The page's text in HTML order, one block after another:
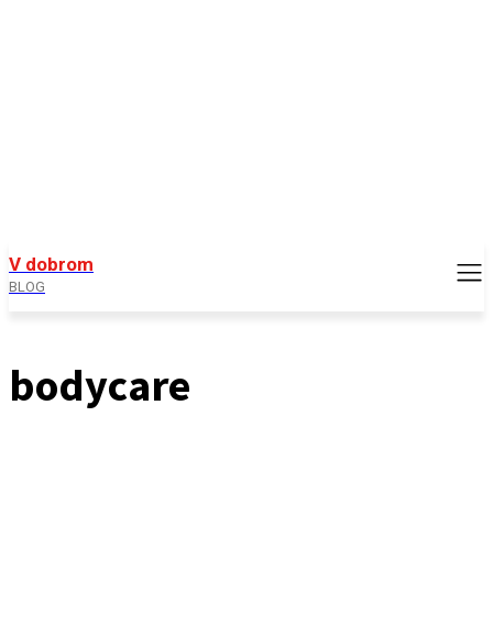
V dobrom
BLOG
bodycare